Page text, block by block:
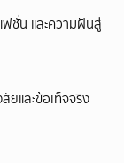
ชั่น และความฝันสู่
ยและข้อเท็จจริง